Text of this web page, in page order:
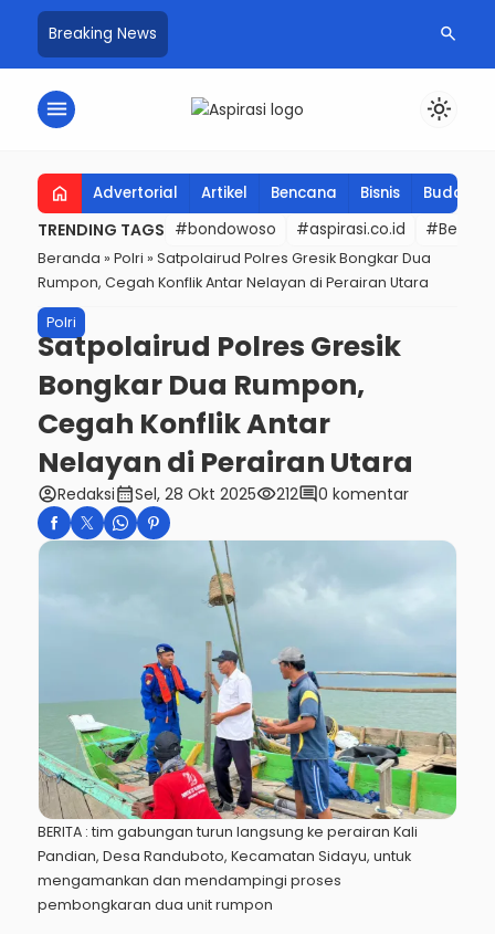
Breaking News search
menu light_mode
home Advertorial Artikel Bencana Bisnis Budaya
TRENDING TAGS #bondowoso #aspirasi.co.id #Berita
Beranda » Polri » Satpolairud Polres Gresik Bongkar Dua
Rumpon, Cegah Konflik Antar Nelayan di Perairan Utara
Polri
Satpolairud Polres Gresik
Bongkar Dua Rumpon,
Cegah Konflik Antar
Nelayan di Perairan Utara
account_circleRedaksicalendar_monthSel, 28 Okt 2025visibility212comment0 komentar
BERITA : tim gabungan turun langsung ke perairan Kali
Pandian, Desa Randuboto, Kecamatan Sidayu, untuk
mengamankan dan mendampingi proses
pembongkaran dua unit rumpon